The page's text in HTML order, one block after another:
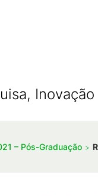
– Pós-Graduação